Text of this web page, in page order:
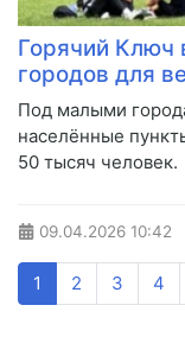
Горячий Ключ
городов для
Под малыми
населённые
50 тысяч человек.
09.04.2026 10:42
1 2 3 4